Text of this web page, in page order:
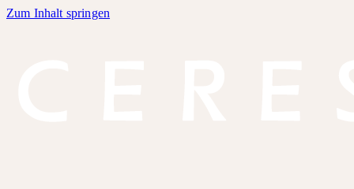
Zum Inhalt springen